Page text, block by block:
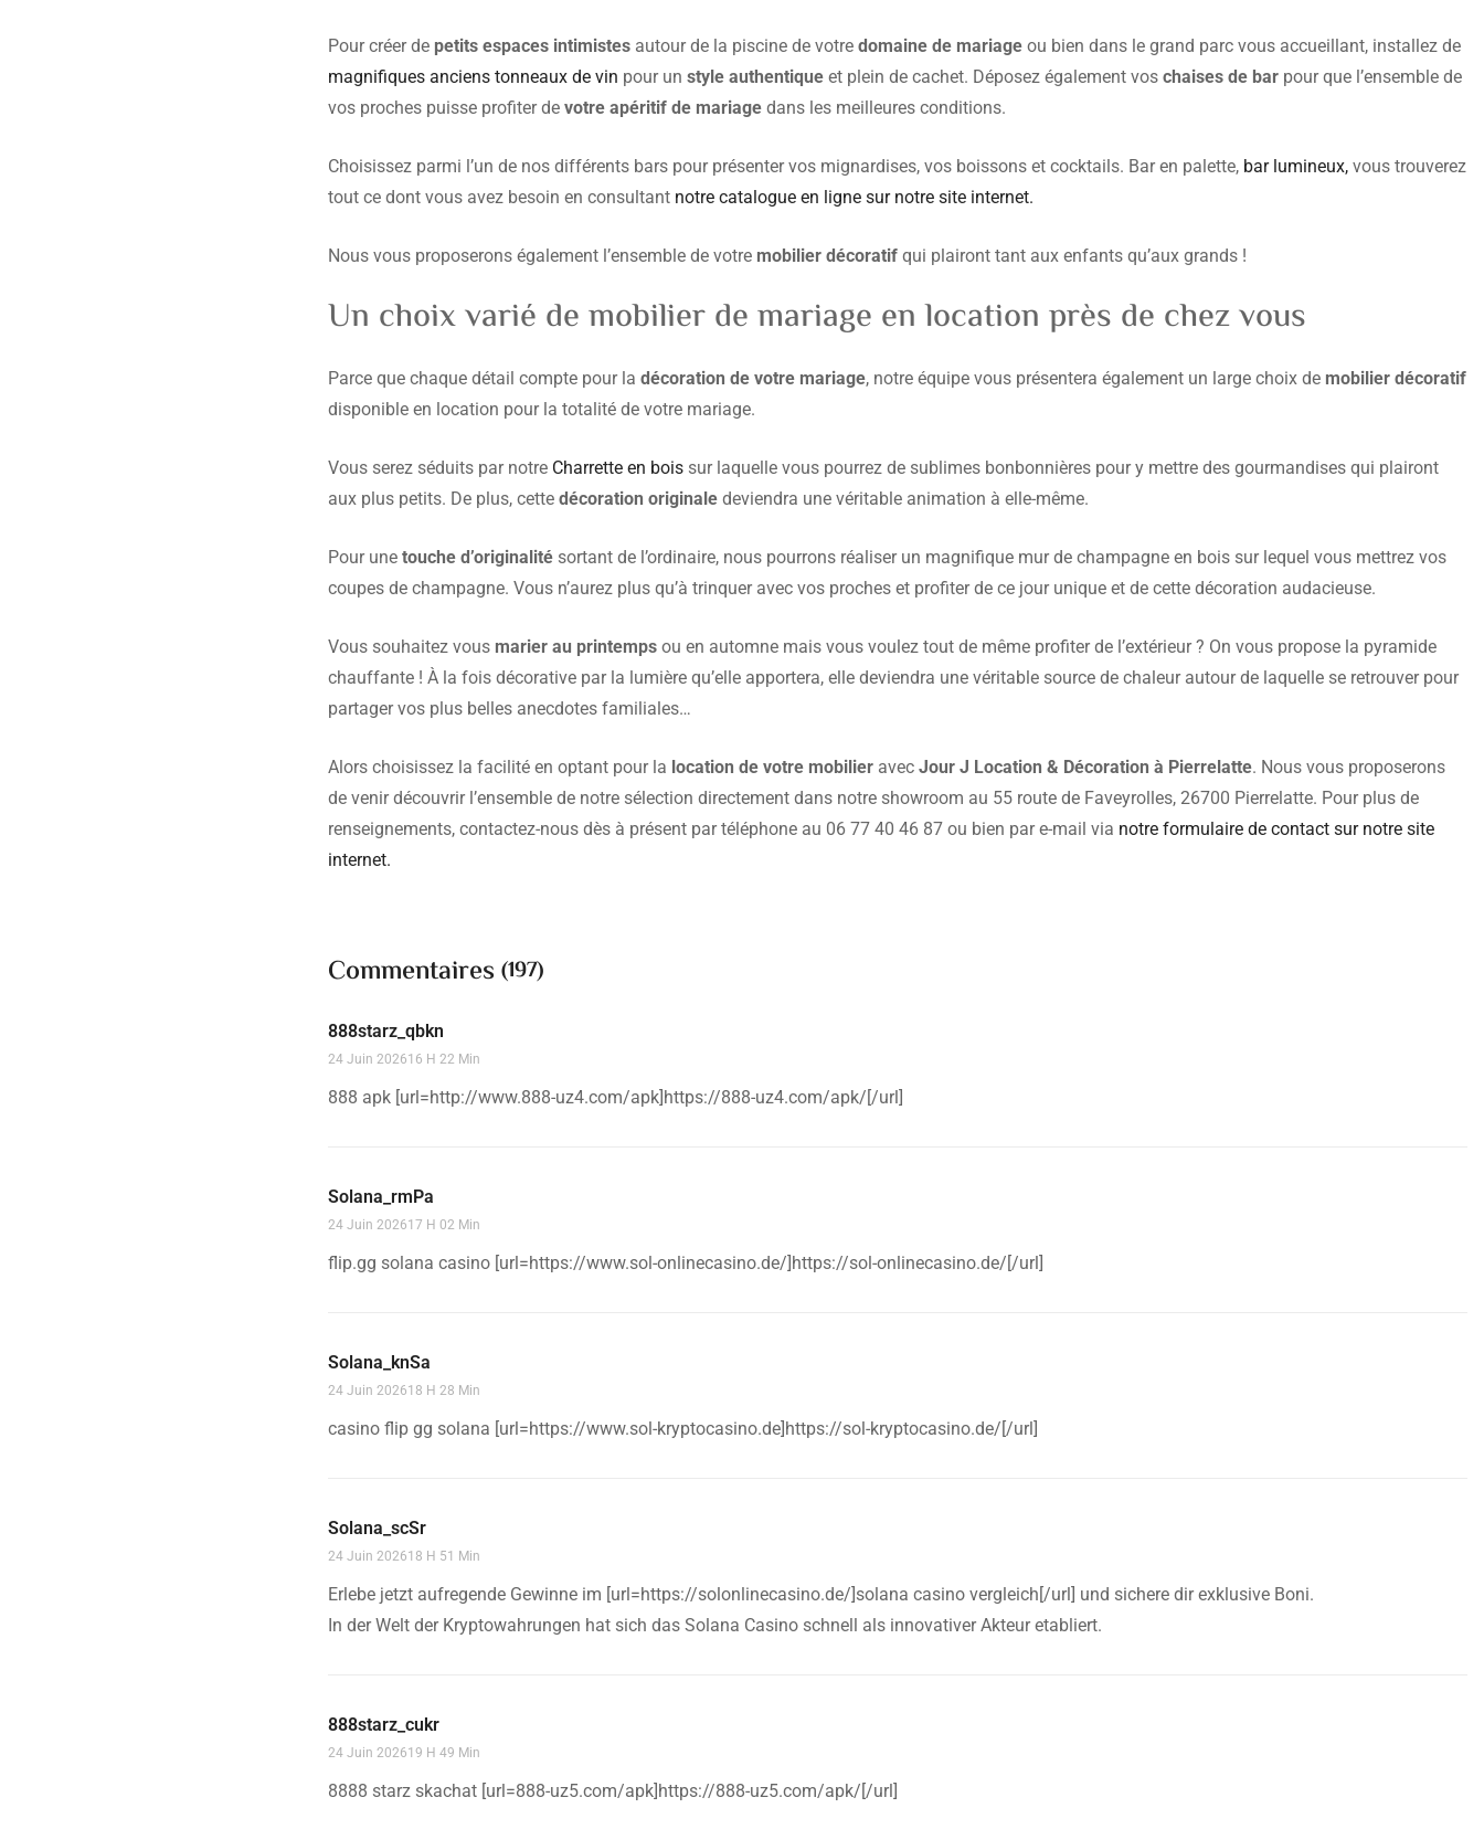
Pour créer de petits espaces intimistes autour de la piscine de votredomaine de mariage ou bien dans le grand parc vous accueillant, installez de
magnifiques anciens tonneaux de vin pour unstyle authentique et plein de cachet. Déposez également vos chaises de bar pour que l’ensemble de
vos proches puisse profiter devotre apéritif de mariagedans les meilleures conditions.
Choisissez parmi l’un de nos différents bars pour présenter vos mignardises, vos boissons et cocktails. Bar en palette, bar lumineux, vous trouverez
tout ce dont vous avez besoin en consultant notre catalogue en ligne sur notre site internet.
Nous vous proposerons également l’ensemble de votre mobilier décoratifqui plairont tant aux enfants qu’aux grands !
Un choix varié de mobilier de mariage en location près de chez vous
Parce que chaque détail compte pour ladécoration de votre mariage, notre équipe vous présentera également un large choix de mobilier décoratif
disponible en location pour la totalité de votre mariage.
Vous serez séduits par notre Charrette en bois sur laquelle vous pourrez de sublimes bonbonnières pour y mettre des gourmandises qui plairont
aux plus petits. De plus, cettedécoration originale deviendra une véritable animation à elle-même.
Pour unetouche d’originalité sortant de l’ordinaire, nous pourrons réaliser un magnifique mur de champagne en bois sur lequel vous mettrez vos
coupes de champagne. Vous n’aurez plus qu’à trinquer avec vos proches et profiter de ce jour unique et de cette décoration audacieuse.
Vous souhaitez vous marier au printemps ou en automne mais vous voulez tout de même profiter de l’extérieur ? On vous propose la pyramide
chauffante ! À la fois décorative par la lumière qu’elle apportera, elle deviendra une véritable source de chaleur autour de laquelle se retrouver pour
partager vos plus belles anecdotes familiales…
Alors choisissez la facilité en optant pour la location de votre mobilier avecJour J Location & Décoration à Pierrelatte. Nous vous proposerons
de venir découvrir l’ensemble de notre sélection directement dans notre showroom au 55 route de Faveyrolles, 26700 Pierrelatte. Pour plus de
renseignements, contactez-nous dès à présent par téléphone au 06 77 40 46 87 ou bien par e-mail via notre formulaire de contact sur notre site
internet.
Commentaires(197)
888starz_qbkn
24 Juin 202616 H 22 Min
888 apk [url=http://www.888-uz4.com/apk]https://888-uz4.com/apk/[/url]
Solana_rmPa
24 Juin 202617 H 02 Min
flip.gg solana casino [url=https://www.sol-onlinecasino.de/]https://sol-onlinecasino.de/[/url]
Solana_knSa
24 Juin 202618 H 28 Min
casino flip gg solana [url=https://www.sol-kryptocasino.de]https://sol-kryptocasino.de/[/url]
Solana_scSr
24 Juin 202618 H 51 Min
Erlebe jetzt aufregende Gewinne im [url=https://solonlinecasino.de/]solana casino vergleich[/url] und sichere dir exklusive Boni.
In der Welt der Kryptowahrungen hat sich das Solana Casino schnell als innovativer Akteur etabliert.
888starz_cukr
24 Juin 202619 H 49 Min
8888 starz skachat [url=888-uz5.com/apk]https://888-uz5.com/apk/[/url]